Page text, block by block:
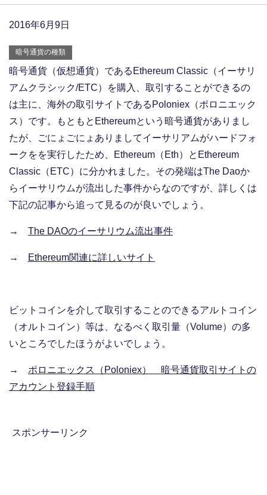
2016年6月9日
暗号通貨の種類
暗号通貨（仮想通貨）であるEthereum Classic（イーサリ
アムクラシック/ETC）を購入、取引することができるの
は主に、海外の取引サイトであるPoloniex（ポロニエック
ス）です。もともとEthereumという暗号通貨がありまし
たが、ごにょごにょありましてイーサリアムがハードフォ
ークをを実行したため、Ethereum（Eth）とEthereum
Classic（ETC）に分かれました。その発端はThe Daoか
らイーサリウムが流出した事件からなのですが、詳しくは
下記の記事から追って見るのが良いでしょう。
→ The DAOのイーサリウム流出事件
→ Ethereum関連に詳しいサイト
ビットコインを介して取引することのできるアルトコイン
（オルトコイン）等は、なるべく取引量（Volume）の多
いところでしたほうがよいでしょう。
→ ポロニエックス（Poloniex） 暗号通貨取引サイトの
アカウント登録手順
スポンサーリンク